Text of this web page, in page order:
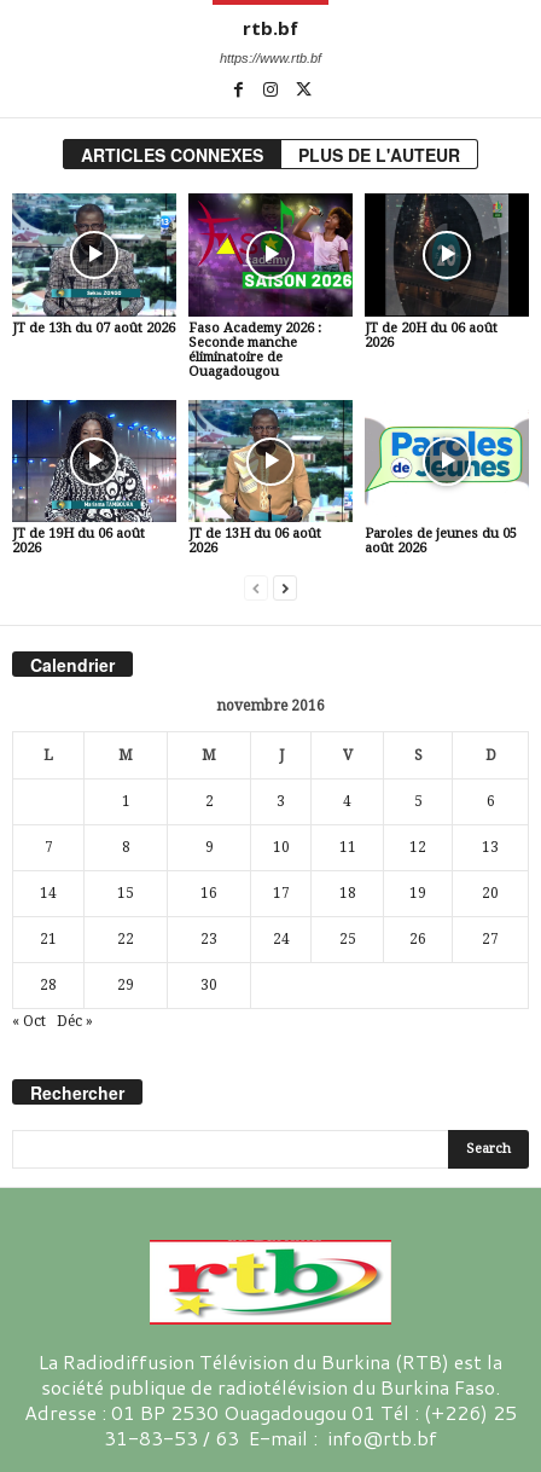
rtb.bf
https://www.rtb.bf
ARTICLES CONNEXES PLUS DE L'AUTEUR
JT de 13h du 07 août 2026
Faso Academy 2026 :
Seconde manche
éliminatoire de
Ouagadougou
JT de 20H du 06 août
2026
JT de 19H du 06 août
2026
JT de 13H du 06 août
2026
Paroles de jeunes du 05
août 2026
Calendrier
novembre 2016
L M M J V S D
1 2 3 4 5 6
7 8 9 10 11 12 13
14 15 16 17 18 19 20
21 22 23 24 25 26 27
28 29 30
« Oct Déc »
Rechercher
La Radiodiffusion Télévision du Burkina (RTB) est la
société publique de radiotélévision du Burkina Faso.
Adresse : 01 BP 2530 Ouagadougou 01 Tél : (+226) 25
31-83-53 / 63 E-mail : info@rtb.bf